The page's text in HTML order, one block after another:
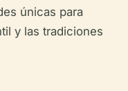
únicas para
y las tradiciones